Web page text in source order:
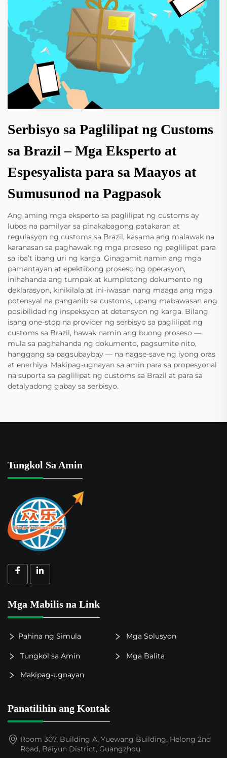
Serbisyo sa Paglilipat ng Customs
sa Brazil – Mga Eksperto at
Espesyalista para sa Maayos at
Sumusunod na Pagpasok
Ang aming mga eksperto sa paglilipat ng customs ay
lubos na pamilyar sa pinakabagong patakaran at
regulasyon ng customs sa Brazil, kasama ang malawak na
karanasan sa paghawak ng mga proseso ng paglilipat para
sa iba’t ibang uri ng karga. Ginagamit namin ang mga
pamantayan at epektibong proseso ng operasyon,
inihahanda ang tumpak at kumpletong dokumento ng
deklarasyon, kinikilala at ini-iwasan nang maaga ang mga
potensyal na panganib sa customs, upang mabawasan ang
posibilidad ng inspeksyon at detensyon ng karga. Bilang
isang one-stop na provider ng serbisyo sa paglilipat ng
customs sa Brazil, hawak namin ang buong proseso —
mula sa paghahanda ng dokumento, pagsumite nito,
hanggang sa pagsubaybay — na nagse-save ng iyong oras
at enerhiya. Makipag-ugnayan sa amin para sa propesyonal
na suporta sa paglilipat ng customs sa Brazil at para sa
detalyadong gabay sa serbisyo.
Tungkol Sa Amin
Mga Mabilis na Link
Pahina ng Simula Mga Solusyon
Tungkol sa Amin Mga Balita
Makipag-ugnayan
Panatilihin ang Kontak
Room 307, Building A, Yuewang Building, Helong 2nd
Road, Baiyun District, Guangzhou